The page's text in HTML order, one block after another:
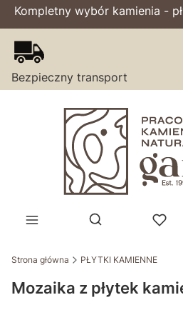
Kompletny wybór kamienia -
Bezpieczny transport
Otwórz
Strona główna PŁYTKI KAMIENNE
Mozaika z płytek